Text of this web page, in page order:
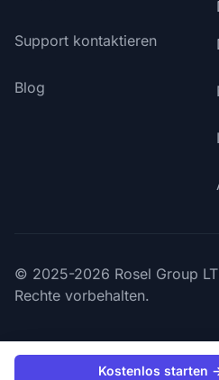
Kostenlos starten
Support kontaktieren
Blog
© 2025-2026 Rosel Group
Rechte vorbehalten.